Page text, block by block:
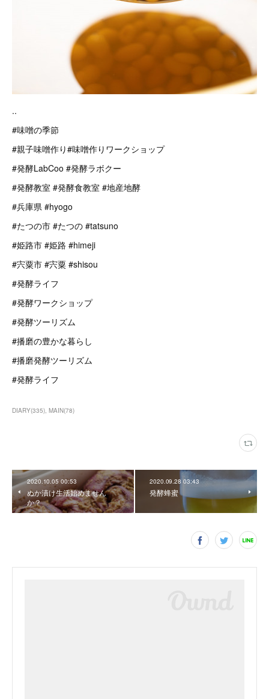
..
#味噌の季節
#親子味噌作り#味噌作りワークショップ
#発酵LabCoo #発酵ラボクー
#発酵教室 #発酵食教室 #地産地酵
#兵庫県 #hyogo
#たつの市 #たつの #tatsuno
#姫路市 #姫路 #himeji
#宍粟市 #宍粟 #shisou
#発酵ライフ
#発酵ワークショップ
#発酵ツーリズム
#播磨の豊かな暮らし
#播磨発酵ツーリズム
#発酵ライフ
DIARY(335) MAIN(78)
2020.10.05 00:53
ぬか漬け生活始めません
か？
2020.09.28 03:43
発酵蜂蜜